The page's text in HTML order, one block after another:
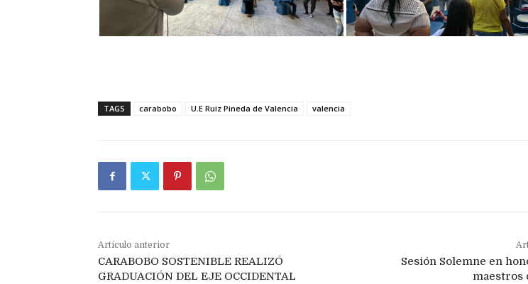
TAGS carabobo U.E Ruiz Pineda de Valencia valencia
Artículo anterior
CARABOBO SOSTENIBLE REALIZÓ
GRADUACIÓN DEL EJE OCCIDENTAL
Sesión Solemne en
maestros